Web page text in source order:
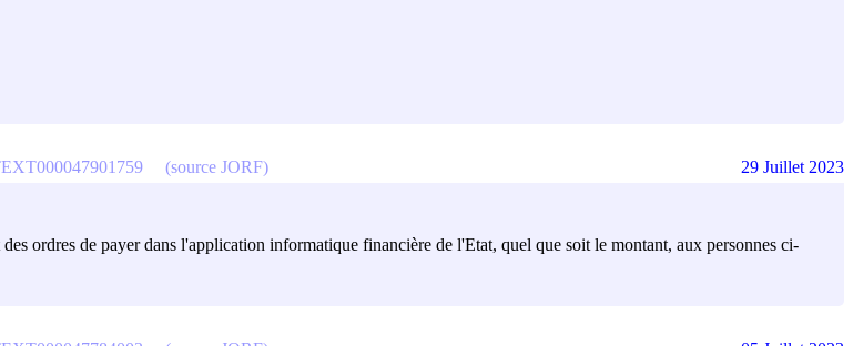
ordres de payer dans l'application informatique financière de l'Etat, quel que soit le montant, aux personnes ci-
(source JORF) 29 Juillet 2023